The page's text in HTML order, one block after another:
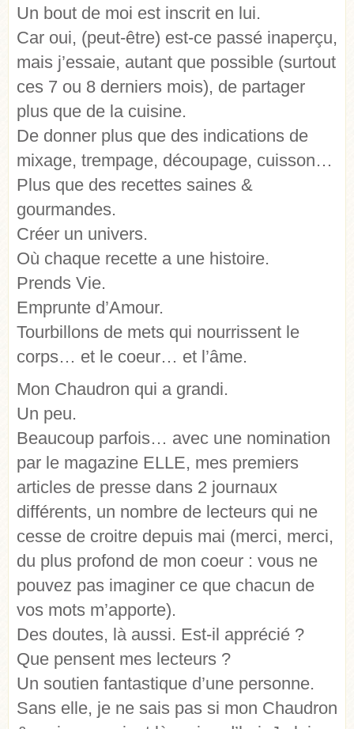
Un bout de moi est inscrit en lui.
Car oui, (peut-être) est-ce passé inaperçu,
mais j’essaie, autant que possible (surtout
ces 7 ou 8 derniers mois), de partager
plus que de la cuisine.
De donner plus que des indications de
mixage, trempage, découpage, cuisson…
Plus que des recettes saines &
gourmandes.
Créer un univers.
Où chaque recette a une histoire.
Prends Vie.
Emprunte d’Amour.
Tourbillons de mets qui nourrissent le
corps… et le coeur… et l’âme.
Mon Chaudron qui a grandi.
Un peu.
Beaucoup parfois… avec une nomination
par le magazine ELLE, mes premiers
articles de presse dans 2 journaux
différents, un nombre de lecteurs qui ne
cesse de croitre depuis mai (merci, merci,
du plus profond de mon coeur : vous ne
pouvez pas imaginer ce que chacun de
vos mots m’apporte).
Des doutes, là aussi. Est-il apprécié ?
Que pensent mes lecteurs ?
Un soutien fantastique d’une personne.
Sans elle, je ne sais pas si mon Chaudron